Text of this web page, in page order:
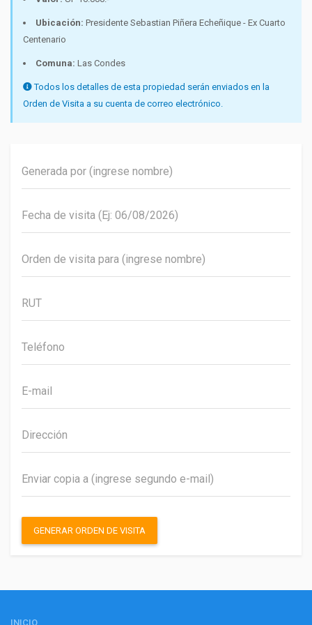
Ubicación: Presidente Sebastian Piñera Echeñique - Ex Cuarto
Centenario
Comuna: Las Condes
Todos los detalles de esta propiedad serán enviados en la
Orden de Visita a su cuenta de correo electrónico.
GENERAR ORDEN DE VISITA
INICIO